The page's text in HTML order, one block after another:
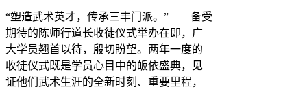
“塑造武术英才，传承三丰门派。” 备受
期待的陈师行道长收徒仪式举办在即，广
大学员翘首以待，殷切盼望。两年一度的
收徒仪式既是学员心目中的皈依盛典，见
证他们武术生涯的全新时刻、重要里程，